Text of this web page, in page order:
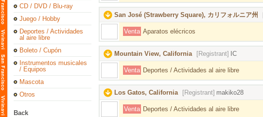
CD / DVD / Blu-ray
Juego / Hobby
Deportes / Actividades
al aire libre
Boleto / Cupón
Instrumentos musicales
/ Equipos
Mascota
Otros
Back
San José (Strawberry Square), カリフォルニア州
Venta Aparatos elécricos
Mountain View, California [Registrant] IC
Venta Deportes / Actividades al aire libre
Los Gatos, California [Registrant] makiko28
Venta Deportes / Actividades al aire libre